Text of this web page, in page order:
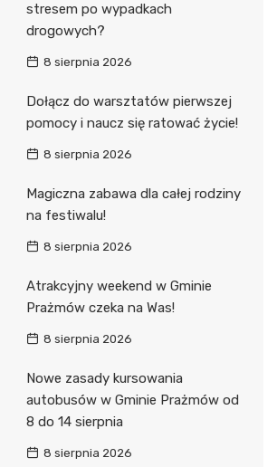
stresem po wypadkach
drogowych?
8 sierpnia 2026
Dołącz do warsztatów pierwszej
pomocy i naucz się ratować życie!
8 sierpnia 2026
Magiczna zabawa dla całej rodziny
na festiwalu!
8 sierpnia 2026
Atrakcyjny weekend w Gminie
Prażmów czeka na Was!
8 sierpnia 2026
Nowe zasady kursowania
autobusów w Gminie Prażmów od
8 do 14 sierpnia
8 sierpnia 2026